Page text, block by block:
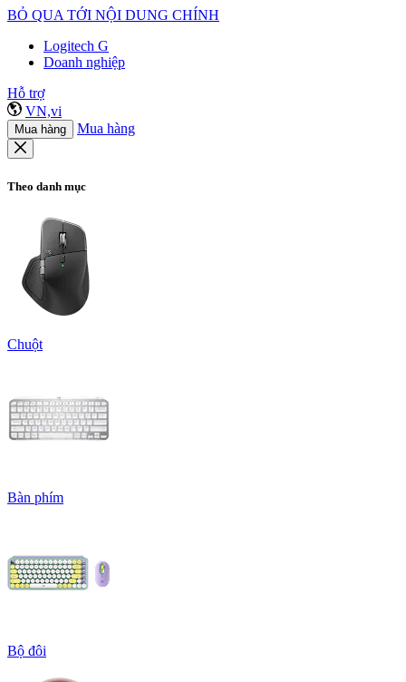
BỎ QUA TỚI NỘI DUNG CHÍNH
Logitech G
Doanh nghiệp
Hỗ trợ
VN,vi
Mua hàng Mua hàng
Theo danh mục
Chuột
Bàn phím
Bộ đôi